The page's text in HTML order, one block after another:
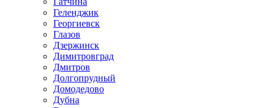
Геленджик
Георгиевск
Глазов
Дзержинск
Димитровград
Дмитров
Долгопрудный
Домодедово
Дубна